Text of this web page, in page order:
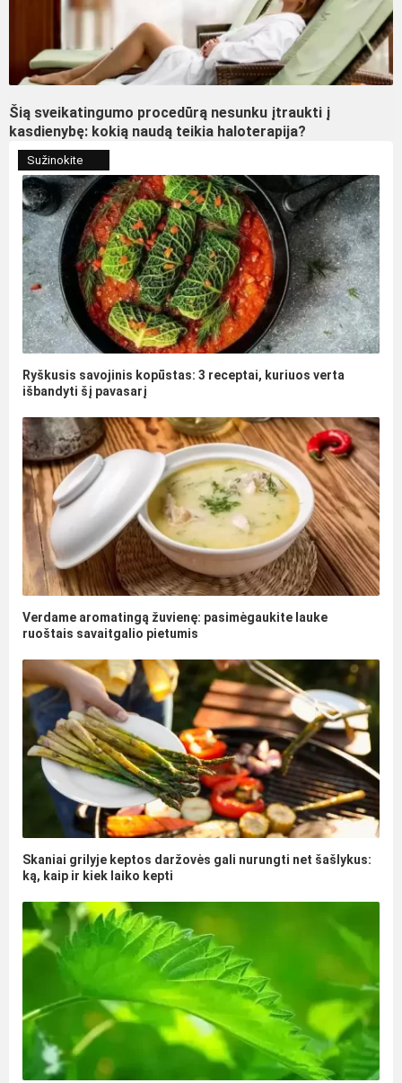
Šią sveikatingumo procedūrą nesunku įtraukti į
kasdienybę: kokią naudą teikia haloterapija?
Sužinokite
Ryškusis savojinis kopūstas: 3 receptai, kuriuos verta
išbandyti šį pavasarį
Verdame aromatingą žuvienę: pasimėgaukite lauke
ruoštais savaitgalio pietumis
Skaniai grilyje keptos daržovės gali nurungti net šašlykus:
ką, kaip ir kiek laiko kepti